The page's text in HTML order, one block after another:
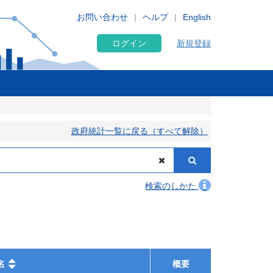
English
お問い合わせ ヘルプ
ログイン 新規登録
政府統計一覧に戻る（すべて解除）
検索のしかた
概要